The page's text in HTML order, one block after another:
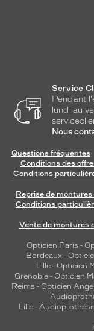
Service
Pendant
lundi au
Nous
Questions fréquentes
Conditions des
Conditions
Reprise de
Conditions
Vente de montures
Opticien Paris -
Bordeaux-
Lille - Opticien
Grenoble - Opticien
Reims - Opticien
Lille-